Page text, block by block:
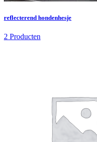
reflecterend hondenhesje
2 Producten